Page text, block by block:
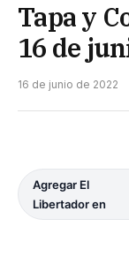
Tapa y
16 de
16 de junio de 2022
Agregar El
Libertador en